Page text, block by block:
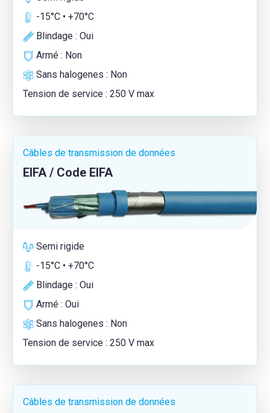
-15°C • +70°C
Blindage : Oui
Armé : Non
Sans halogenes : Non
Tension de service : 250 V max
Câbles de transmission de données
EIFA / Code EIFA
Semi rigide
-15°C • +70°C
Blindage : Oui
Armé : Oui
Sans halogenes : Non
Tension de service : 250 V max
Câbles de transmission de données